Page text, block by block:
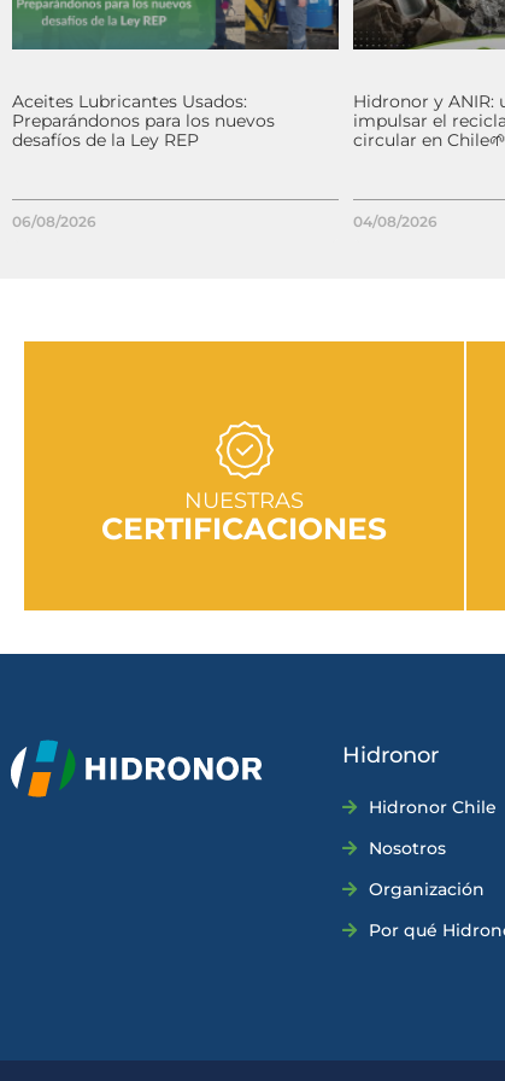
Aceites Lubricantes Usados:
Preparándonos para los nuevos
desafíos de la Ley REP
06/08/2026
Hidronor y ANIR:
impulsar el
circular en Chile🌱
04/08/2026
NUESTRAS
CERTIFICACIONES
IR A SECCIÓN
Hidronor
Hidronor Chile
Nosotros
Organización
Por qué